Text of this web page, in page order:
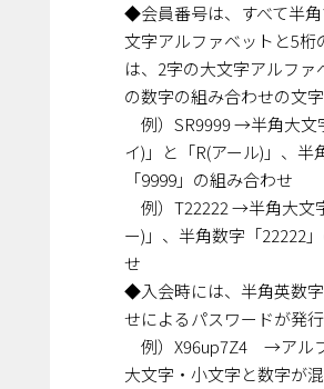
◆会員番号は、すべて半
文字アルファベットと5桁
は、2字の大文字アルファ
の数字の組み合わせの文字
例）SR9999 →半角大文
イ)」と「R(アール)」、半
「9999」の組み合わせ
例）T22222 →半角大文
ー)」、半角数字「22222
せ
◆入会時には、半角英数
せによるパスワードが発行
例）X96up7Z4 →アル
大文字・小文字と数字が